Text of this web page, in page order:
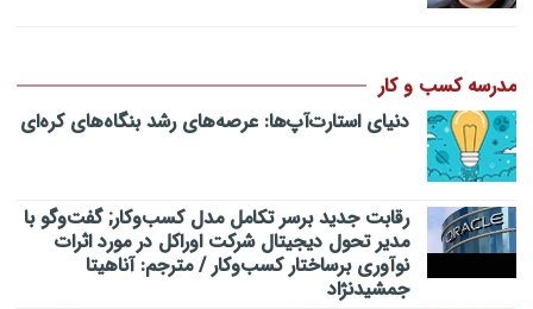
مدرسه کسب و کار
دنیای استارت‌آپ‌ها: عرصه‌های رشد بنگاه‌های کره‌ای‌
رقابت جدید برسر تکامل مدل کسب‌و‌کار; گفت‌وگو با
مدیر تحول دیجیتال شرکت اوراکل در مورد اثرات
نوآوری برساختار کسب‌وکار / مترجم: آناهیتا
جمشیدنژاد